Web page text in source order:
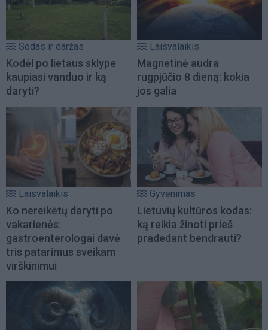
Sodas ir daržas
Kodėl po lietaus sklype
kaupiasi vanduo ir ką
daryti?
Laisvalaikis
Magnetinė audra
rugpjūčio 8 dieną: kokia
jos galia
Laisvalaikis
Ko nereikėtų daryti po
vakarienės:
gastroenterologai davė
tris patarimus sveikam
virškinimui
Gyvenimas
Lietuvių kultūros kodas:
ką reikia žinoti prieš
pradedant bendrauti?